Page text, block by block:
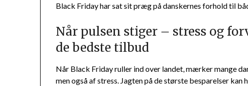
Black Friday har sat sit præg på danskernes forhold til
Når pulsen stiger – stress og
de bedste tilbud
Når Black Friday ruller ind over landet, mærker mange
men også af stress. Jagten på de største besparelser